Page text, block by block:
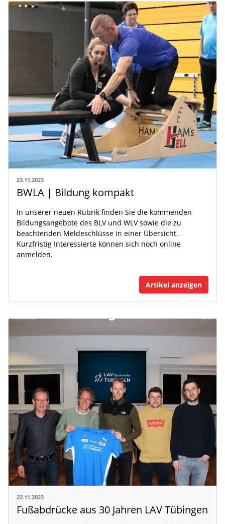
23.11.2023
BWLA | Bildung kompakt
In unserer neuen Rubrik finden Sie die kommenden
Bildungsangebote des BLV und WLV sowie die zu
beachtenden Meldeschlüsse in einer Übersicht.
Kurzfristig Interessierte können sich noch online
anmelden.
Artikel anzeigen
22.11.2023
Fußabdrücke aus 30 Jahren LAV Tübingen